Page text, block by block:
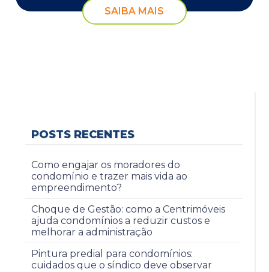
SAIBA MAIS
POSTS RECENTES
Como engajar os moradores do
condomínio e trazer mais vida ao
empreendimento?
Choque de Gestão: como a Centrimóveis
ajuda condomínios a reduzir custos e
melhorar a administração
Pintura predial para condomínios:
cuidados que o síndico deve observar